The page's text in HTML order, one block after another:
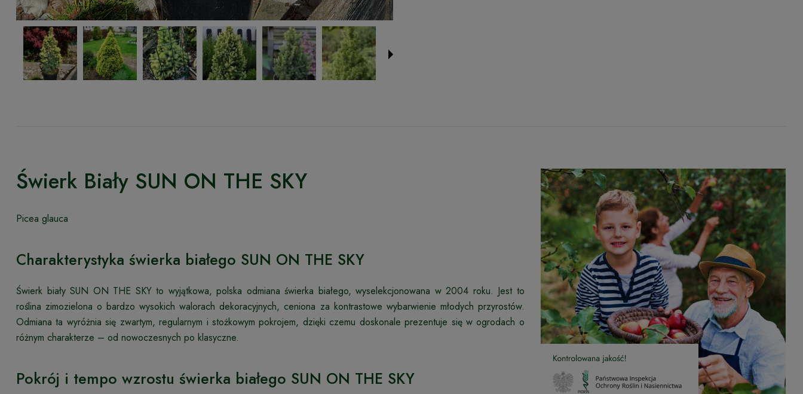
Świerk Biały SUN ON THE SKY
Picea glauca
Charakterystyka świerka białego SUN ON THE SKY
Świerk biały SUN ON THE SKY to wyjątkowa, polska odmiana świerka białego, wyselekcjonowana w 2004 roku. Jest to
roślina zimozielona o bardzo wysokich walorach dekoracyjnych, ceniona za kontrastowe wybarwienie młodych przyrostów.
Odmiana ta wyróżnia się zwartym, regularnym i stożkowym pokrojem, dzięki czemu doskonale prezentuje się w ogrodach o
różnym charakterze – od nowoczesnych po klasyczne.
Pokrój i tempo wzrostu świerka białego SUN ON THE SKY